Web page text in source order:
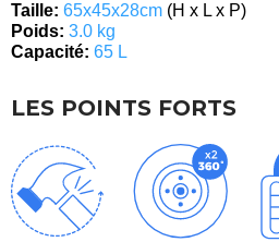
Taille: 65x45x28cm (H x L x P)
Poids: 3.0 kg
Capacité: 65 L
LES POINTS FORTS